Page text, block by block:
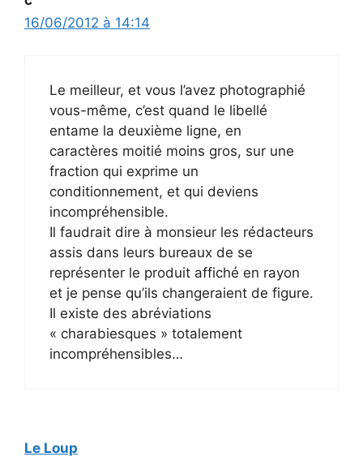
16/06/2012 à 14:14
Le meilleur, et vous l’avez photographié
vous-même, c’est quand le libellé
entame la deuxième ligne, en
caractères moitié moins gros, sur une
fraction qui exprime un
conditionnement, et qui deviens
incompréhensible.
Il faudrait dire à monsieur les rédacteurs
assis dans leurs bureaux de se
représenter le produit affiché en rayon
et je pense qu’ils changeraient de figure.
Il existe des abréviations
« charabiesques » totalement
incompréhensibles…
Le Loup